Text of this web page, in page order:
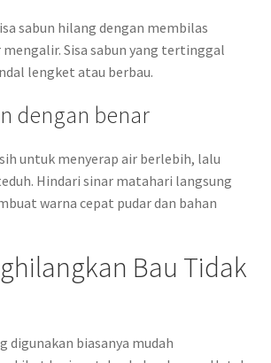
sabun hilang dengan membilas
Sisa sabun yang tertinggal
lengket atau berbau.
dengan benar
untuk menyerap air berlebih, lalu
Hindari sinar matahari langsung
warna cepat pudar dan bahan
Bau Tidak
digunakan biasanya mudah